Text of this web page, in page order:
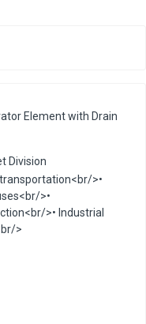
Element with Drain
Division
>•
>•
>• Industrial
>